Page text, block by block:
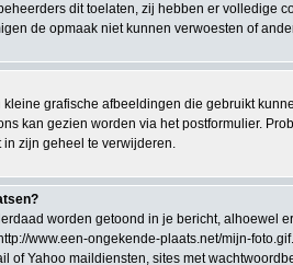
dit toelaten, zij hebben er volledige
de opmaak niet kunnen verwoesten of
grafische afbeeldingen die gebruikt
kan gezien worden via het postformulier.
zijn geheel te verwijderen.
worden getoond in je bericht, alhoewel
www.een-ongekende-plaats.net/mijn-
of Yahoo maildiensten, sites met